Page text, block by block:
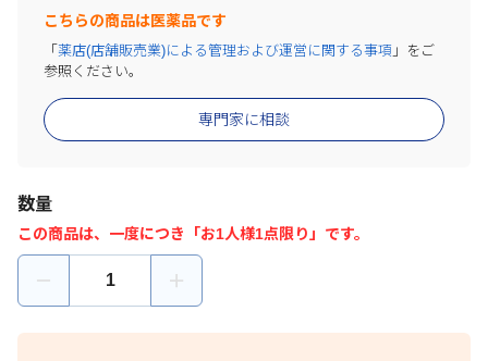
こちらの商品は医薬品です
専門家に相談
「 薬店(店舗販売業)による管理および運営に関する事項 」をご
参照ください。
数量
この商品は、一度につき「お1人様1点限り」です。